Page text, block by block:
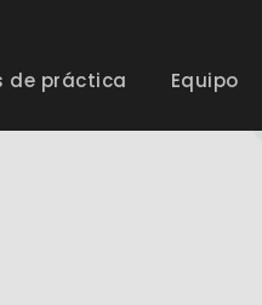
de práctica Equipo